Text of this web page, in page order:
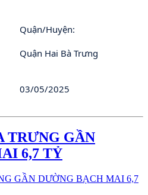
Quận/Huyện:
							Quận Hai Bà Trưng
03/05/2025
TRƯNG GẦN
6,7 TỶ